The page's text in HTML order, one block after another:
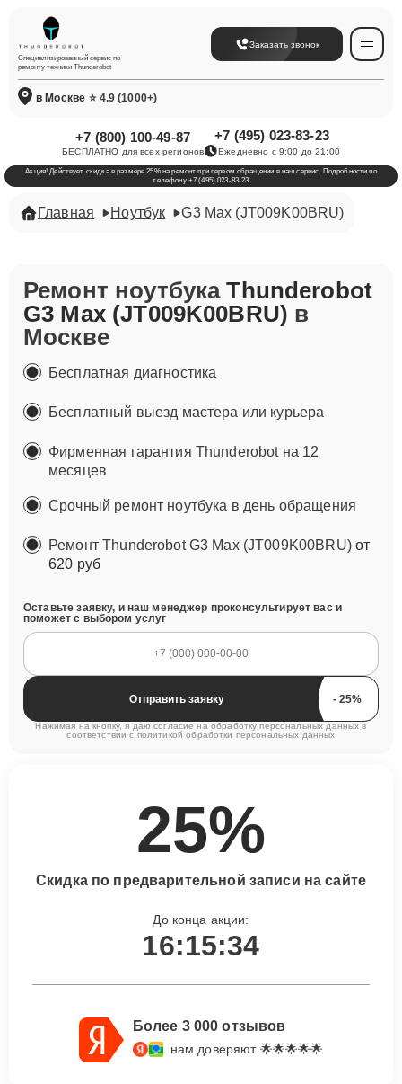
Специализированный сервис по
ремонту техники Thunderobot
Заказать звонок
в Москве ⭐ 4.9 (1000+)
+7 (800) 100-49-87
БЕСПЛАТНО для всех регионов
+7 (495) 023-83-23
Ежедневно с 9:00 до 21:00
Акция! Действует скидка в размере 25% на ремонт при первом обращении в наш сервис. Подробности по
телефону +7 (495) 023-83-23
Главная Ноутбук G3 Max (JT009K00BRU)
Ремонт ноутбукаThunderobot
G3 Max (JT009K00BRU) в
Москве
Бесплатная диагностика
Бесплатный выезд мастера или курьера
Фирменная гарантия Thunderobot на 12
месяцев
Срочный ремонт ноутбука в день обращения
Ремонт Thunderobot G3 Max (JT009K00BRU) от
620 руб
Оставьте заявку, и наш менеджер проконсультирует вас и
поможет с выбором услуг
Отправить заявку
Нажимая на кнопку, я даю согласие на обработку персональных данных в
соответствии с политикой обработки персональных данных
25%
Скидка по предварительной записи на сайте
До конца акции:
16:15:33
Более 3 000 отзывов
нам доверяют 🌟🌟🌟🌟🌟